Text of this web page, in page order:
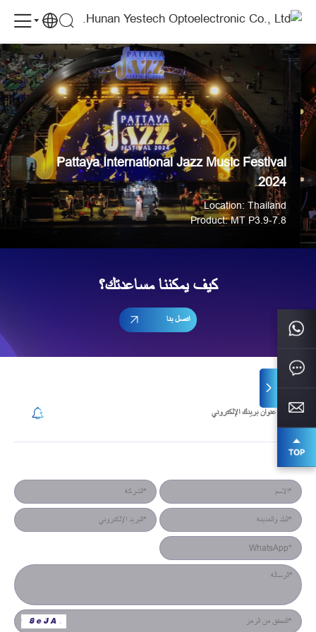
Pattaya
Jazz
Festival
2024-
Cases
Pattaya International Jazz Music Festival 2024
Pattaya International Jazz Music Festival
2024
Location: Thailand
Product: MT P3.9-7.8
كيف يمكننا مساعدتك؟
اتصل بنا
نموذج جهة الاتصال